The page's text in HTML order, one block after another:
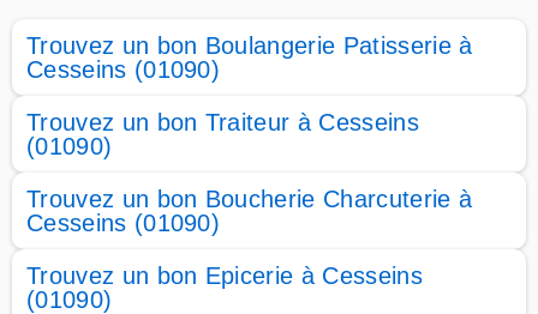
Trouvez un bon Boulangerie Patisserie à
Cesseins (01090)
Trouvez un bon Traiteur à Cesseins
(01090)
Trouvez un bon Boucherie Charcuterie à
Cesseins (01090)
Trouvez un bon Epicerie à Cesseins
(01090)